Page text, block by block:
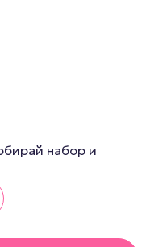
набор и